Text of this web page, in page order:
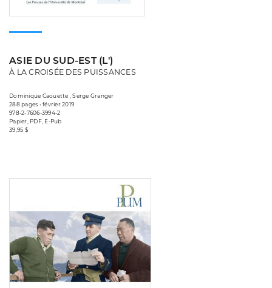
ASIE DU SUD-EST (L')
À LA CROISÉE DES PUISSANCES
Dominique Caouette , Serge Granger
288 pages • février 2019
978-2-7606-3994-2
Papier, PDF, E-Pub
39,95 $